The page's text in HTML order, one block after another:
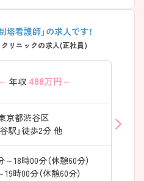
塔看護師」の求人です！
リニックの求人(正社員)
年収 488万円～
京都渋谷区
駅」徒歩2分 他
18時00分（休憩60分）
時00分（休憩60分）